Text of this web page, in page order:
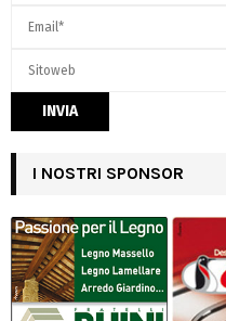
I NOSTRI SPONSOR